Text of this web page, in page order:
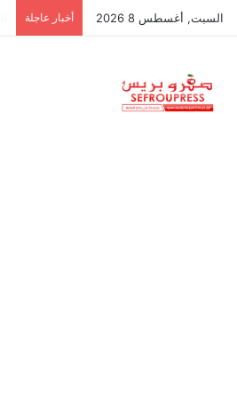
السبت, أغسطس 8 2026 أخبار عاجلة